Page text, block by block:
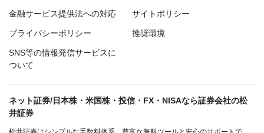
金融サービス提供法への対応 サイトポリシー
プライバシーポリシー 推奨環境
SNS等の情報発信サービスに
ついて
ネット証券/日本株・米国株・投信・FX・NISAなら証券会社の松
井証券